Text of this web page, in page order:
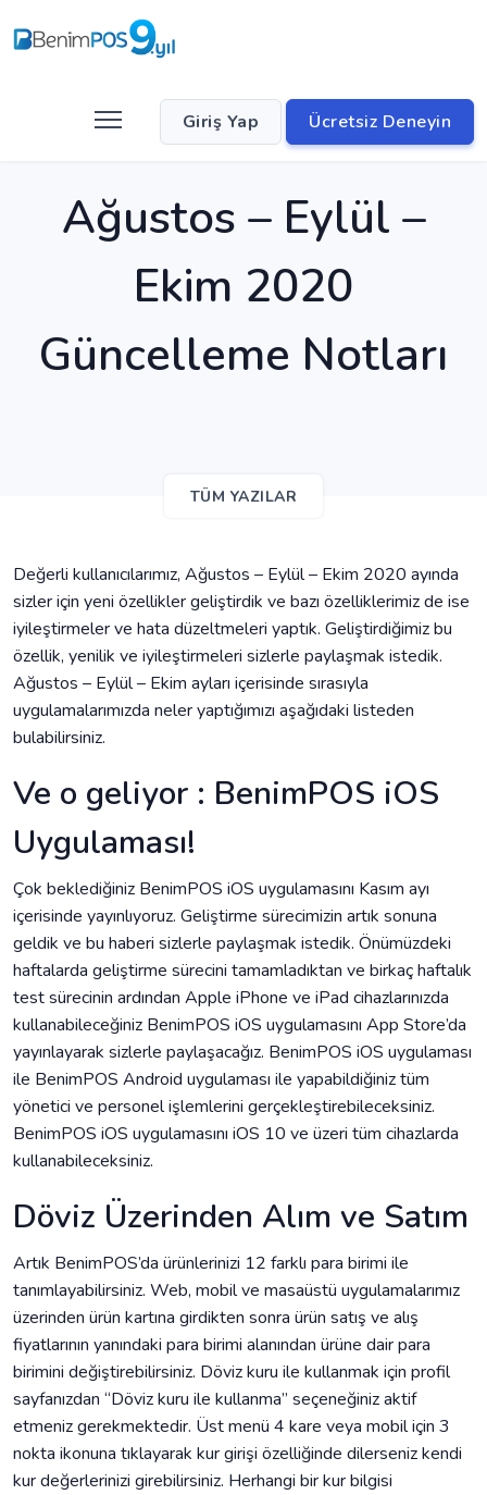
Giriş Yap Ücretsiz Deneyin
Ağustos – Eylül –
Ekim 2020
Güncelleme Notları
TÜM YAZILAR
Değerli kullanıcılarımız, Ağustos – Eylül – Ekim 2020 ayında
sizler için yeni özellikler geliştirdik ve bazı özelliklerimiz de ise
iyileştirmeler ve hata düzeltmeleri yaptık. Geliştirdiğimiz bu
özellik, yenilik ve iyileştirmeleri sizlerle paylaşmak istedik.
Ağustos – Eylül – Ekim ayları içerisinde sırasıyla
uygulamalarımızda neler yaptığımızı aşağıdaki listeden
bulabilirsiniz.
Ve o geliyor : BenimPOS iOS
Uygulaması!
Çok beklediğiniz BenimPOS iOS uygulamasını Kasım ayı
içerisinde yayınlıyoruz. Geliştirme sürecimizin artık sonuna
geldik ve bu haberi sizlerle paylaşmak istedik. Önümüzdeki
haftalarda geliştirme sürecini tamamladıktan ve birkaç haftalık
test sürecinin ardından Apple iPhone ve iPad cihazlarınızda
kullanabileceğiniz BenimPOS iOS uygulamasını App Store’da
yayınlayarak sizlerle paylaşacağız. BenimPOS iOS uygulaması
ile BenimPOS Android uygulaması ile yapabildiğiniz tüm
yönetici ve personel işlemlerini gerçekleştirebileceksiniz.
BenimPOS iOS uygulamasını iOS 10 ve üzeri tüm cihazlarda
kullanabileceksiniz.
Döviz Üzerinden Alım ve Satım
Artık BenimPOS’da ürünlerinizi 12 farklı para birimi ile
tanımlayabilirsiniz. Web, mobil ve masaüstü uygulamalarımız
üzerinden ürün kartına girdikten sonra ürün satış ve alış
fiyatlarının yanındaki para birimi alanından ürüne dair para
birimini değiştirebilirsiniz. Döviz kuru ile kullanmak için profil
sayfanızdan “Döviz kuru ile kullanma” seçeneğiniz aktif
etmeniz gerekmektedir. Üst menü 4 kare veya mobil için 3
nokta ikonuna tıklayarak kur girişi özelliğinde dilerseniz kendi
kur değerlerinizi girebilirsiniz. Herhangi bir kur bilgisi